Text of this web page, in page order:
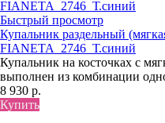
Быстрый просмотр
Купальник раздельный
FIANETA_2746_Т.синий
Купальник на косточках с
выполнен из комбинации
8 930 р.
Купить